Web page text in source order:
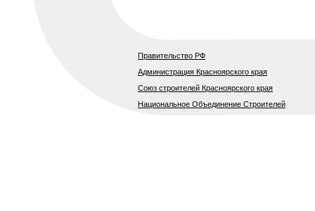
Правительство РФ
Администрация Красноярского края
Союз строителей Красноярского края
Национальное Объединение Строителей